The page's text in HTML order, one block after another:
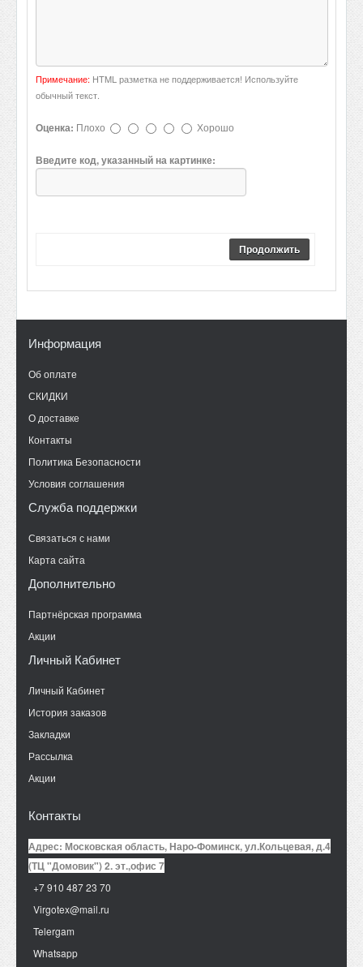
Примечание: HTML разметка не поддерживается! Используйте
обычный текст.
Оценка: Плохо Хорошо
Введите код, указанный на картинке:
Продолжить
Информация
Об оплате
СКИДКИ
О доставке
Контакты
Политика Безопасности
Условия соглашения
Служба поддержки
Связаться с нами
Карта сайта
Дополнительно
Партнёрская программа
Акции
Личный Кабинет
Личный Кабинет
История заказов
Закладки
Рассылка
Акции
Контакты
Адрес: Московская область, Наро-Фоминск, ул.Кольцевая, д.4
(ТЦ "Домовик") 2. эт.,офис 7
+7 910 487 23 70
Virgotex@mail.ru
Telergam
Whatsapp